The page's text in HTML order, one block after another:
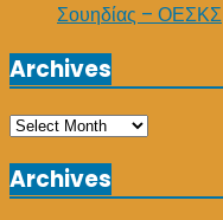
Σουηδίας – ΟΕΣΚΣ
Archives
Archives
Archives